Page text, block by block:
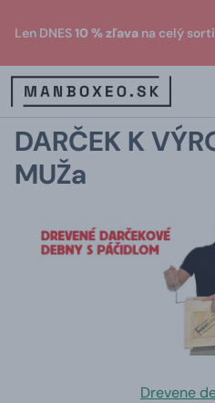
Len DNES10 % zľava na celý
DARČEK K
MUŽa
Drevene